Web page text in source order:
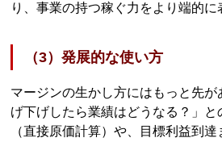
り、事業の持つ稼ぐ力をより端的に
（3）発展的な使い方
マージンの生かし方にはもっと先が
げ下げしたら業績はどうなる？」と
（直接原価計算）や、目標利益到